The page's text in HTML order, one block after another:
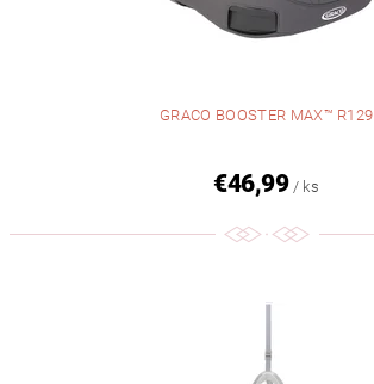
GRACO BOOSTER MAX™ R129
€46,99 / ks